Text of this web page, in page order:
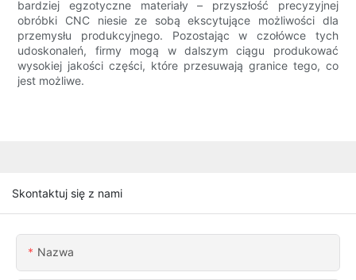
bardziej egzotyczne materiały – przyszłość precyzyjnej
obróbki CNC niesie ze sobą ekscytujące możliwości dla
przemysłu produkcyjnego. Pozostając w czołówce tych
udoskonaleń, firmy mogą w dalszym ciągu produkować
wysokiej jakości części, które przesuwają granice tego, co
jest możliwe.
Skontaktuj się z nami
Nazwa